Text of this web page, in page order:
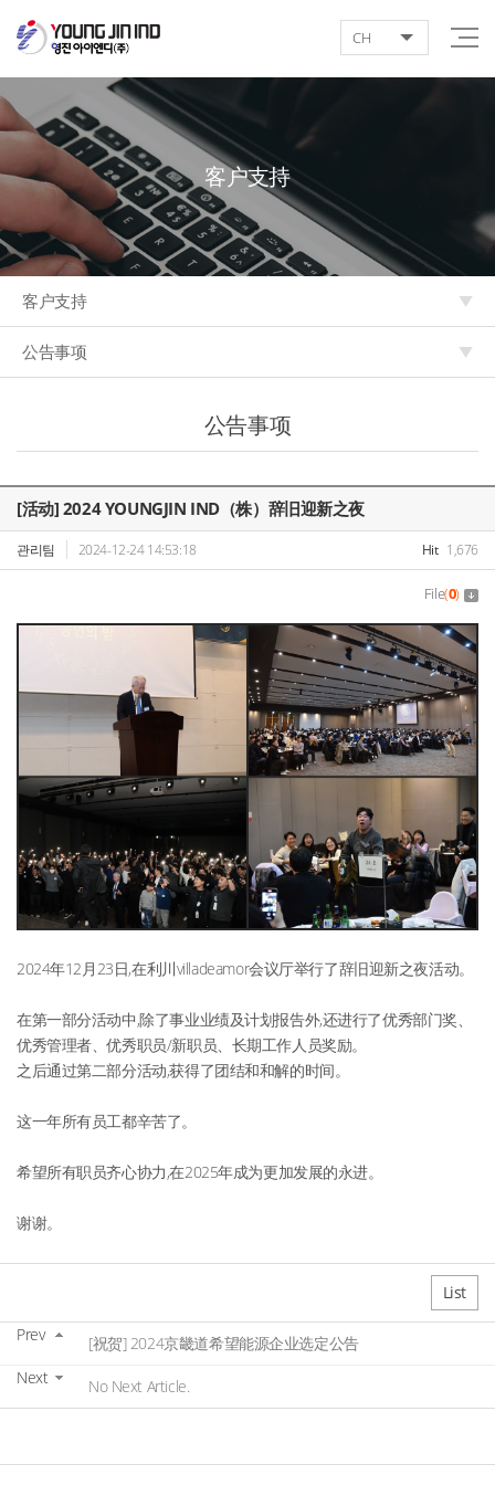
CH
客户支持
客户支持
公告事项
公告事项
[活动] 2024 YOUNGJIN IND（株）辞旧迎新之夜
관리팀 2024-12-24 14:53:18 Hit 1,676
File(0)
2024年12月23日,在利川villadeamor会议厅举行了辞旧迎新之夜活动。
在第一部分活动中,除了事业业绩及计划报告外,还进行了优秀部门奖、
优秀管理者、优秀职员/新职员、长期工作人员奖励。
之后通过第二部分活动,获得了团结和和解的时间。
这一年所有员工都辛苦了。
希望所有职员齐心协力,在2025年成为更加发展的永进。
谢谢。
List
Prev
[祝贺] 2024京畿道希望能源企业选定公告
Next
No Next Article.